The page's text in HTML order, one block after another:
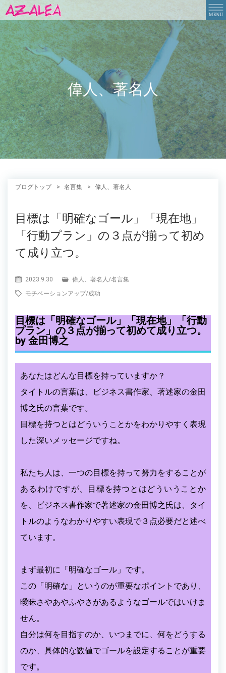
偉人、著名人
ブログトップ 名言集 偉人、著名人
目標は「明確なゴール」「現在地」
「行動プラン」の３点が揃って初め
て成り立つ。
2023.9.30 偉人、著名人 /名言集
モチベーションアップ/成功
目標は「明確なゴール」「現在地」「行動
プラン」の３点が揃って初めて成り立つ。
by 金田博之
あなたはどんな目標を持っていますか？
タイトルの言葉は、ビジネス書作家、著述家の金田
博之氏の言葉です。
目標を持つとはどういうことかをわかりやすく表現
した深いメッセージですね。
私たち人は、一つの目標を持って努力をすることが
あるわけですが、目標を持つとはどういうことか
を、ビジネス書作家で著述家の金田博之氏は、タイ
トルのようなわかりやすい表現で３点必要だと述べ
ています。
まず最初に「明確なゴール」です。
この「明確な」というのが重要なポイントであり、
曖昧さやあやふやさがあるようなゴールではいけま
せん。
自分は何を目指すのか、いつまでに、何をどうする
のか、具体的な数値でゴールを設定することが重要
です。